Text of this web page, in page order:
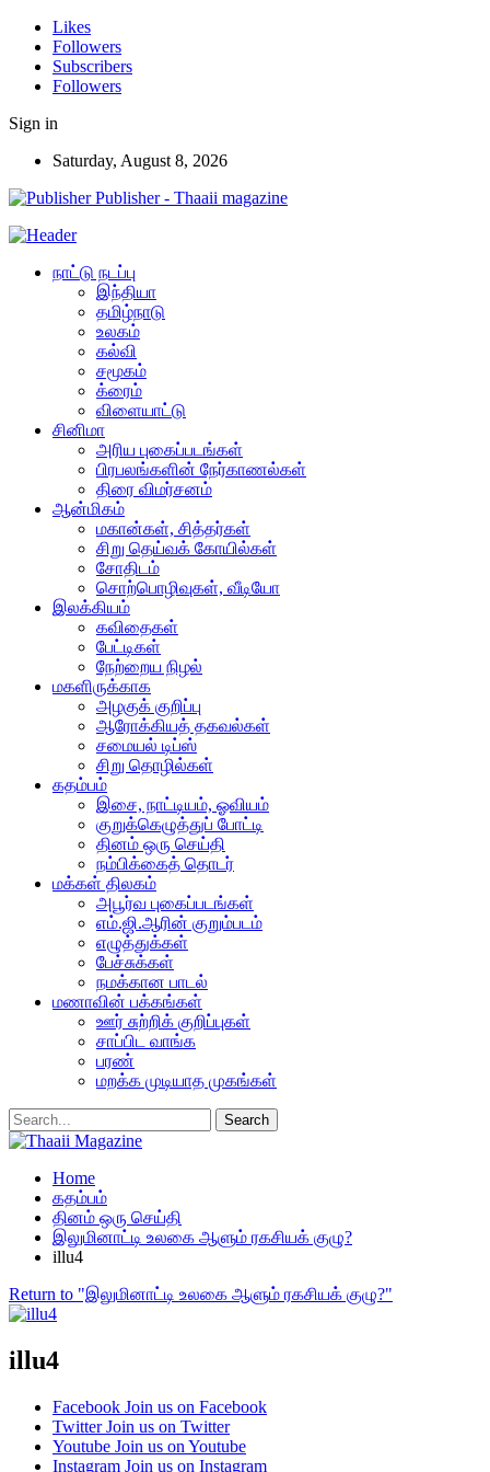
Likes
Followers
Subscribers
Followers
Sign in
Saturday, August 8, 2026
Publisher - Thaaii magazine
நாட்டு நடப்பு
இந்தியா
தமிழ்நாடு
உலகம்
கல்வி
சமூகம்
க்ரைம்
விளையாட்டு
சினிமா
அரிய புகைப்படங்கள்
பிரபலங்களின் நேர்காணல்கள்
திரை விமர்சனம்
ஆன்மிகம்
மகான்கள், சித்தர்கள்
சிறு தெய்வக் கோயில்கள்
சோதிடம்
சொற்பொழிவுகள், வீடியோ
இலக்கியம்
கவிதைகள்
பேட்டிகள்
நேற்றைய நிழல்
மகளிருக்காக
அழகுக் குறிப்பு
ஆரோக்கியத் தகவல்கள்
சமையல் டிப்ஸ்
சிறு தொழில்கள்
கதம்பம்
இசை, நாட்டியம், ஓவியம்
குறுக்கெழுத்துப் போட்டி
தினம் ஒரு செய்தி
நம்பிக்கைத் தொடர்
மக்கள் திலகம்
அபூர்வ புகைப்படங்கள்
எம்.ஜி.ஆரின் குறும்படம்
எழுத்துக்கள்
பேச்சுக்கள்
நமக்கான பாடல்
மணாவின் பக்கங்கள்
ஊர் சுற்றிக் குறிப்புகள்
சாப்பிட வாங்க
பரண்
மறக்க முடியாத முகங்கள்
Home
கதம்பம்
தினம் ஒரு செய்தி
இலுமினாட்டி உலகை ஆளும் ரகசியக் குழு?
illu4
Return to "இலுமினாட்டி உலகை ஆளும் ரகசியக் குழு?"
illu4
Facebook Join us on Facebook
Twitter Join us on Twitter
Youtube Join us on Youtube
Instagram Join us on Instagram